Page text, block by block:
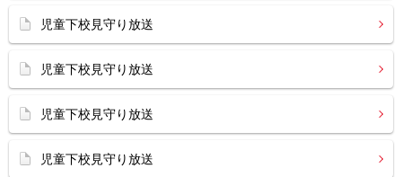
児童下校見守り放送
児童下校見守り放送
児童下校見守り放送
児童下校見守り放送